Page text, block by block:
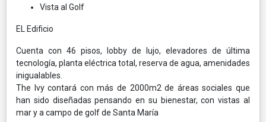
Vista al Golf
EL Edificio
Cuenta con 46 pisos, lobby de lujo, elevadores de última
tecnología, planta eléctrica total, reserva de agua, amenidades
inigualables.
The Ivy contará con más de 2000m2 de áreas sociales que
han sido diseñadas pensando en su bienestar, con vistas al
mar y a campo de golf de Santa María